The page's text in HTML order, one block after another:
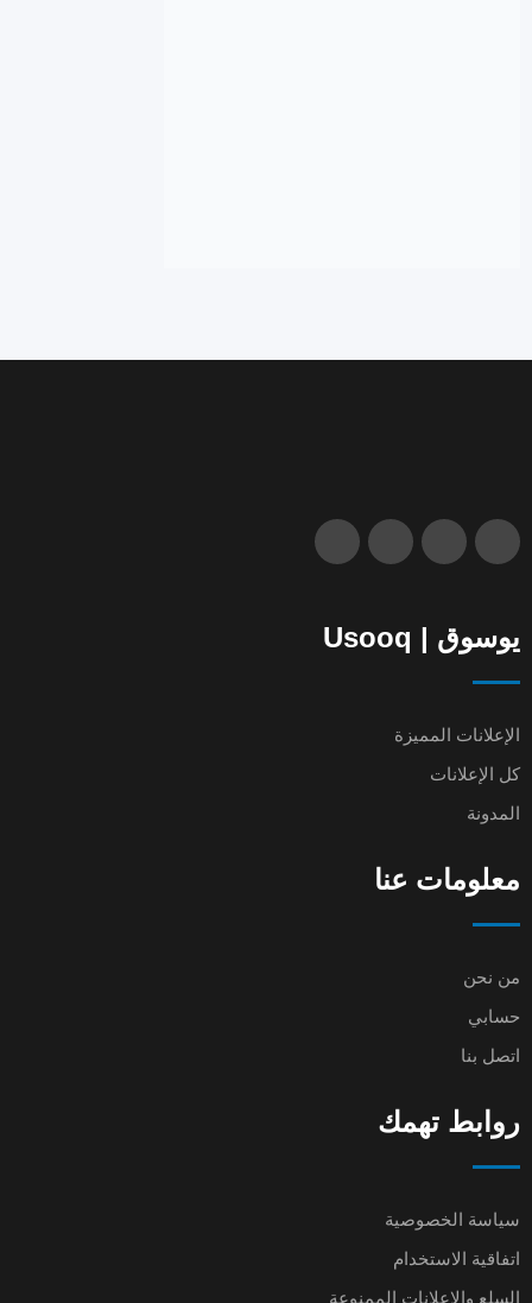
يوسوق | Usooq
الإعلانات المميزة
كل الإعلانات
المدونة
معلومات عنا
من نحن
حسابي
اتصل بنا
روابط تهمك
سياسة الخصوصية
اتفاقية الاستخدام
السلع والإعلانات الممنوعة